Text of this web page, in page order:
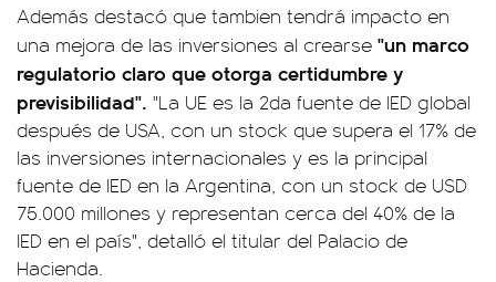
Además destacó que tambien tendrá impacto en
una mejora de las inversiones al crearse "un marco
regulatorio claro que otorga certidumbre y
previsibilidad". "La UE es la 2da fuente de IED global
después de USA, con un stock que supera el 17% de
las inversiones internacionales y es la principal
fuente de IED en la Argentina, con un stock de USD
75.000 millones y representan cerca del 40% de la
IED en el país", detalló el titular del Palacio de
Hacienda.